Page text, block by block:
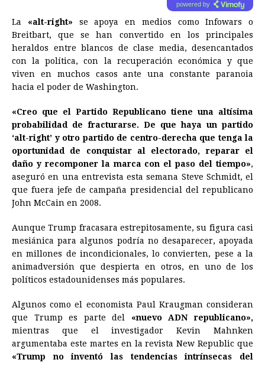
powered by
La «alt-right» se apoya en medios como Infowars o
Breitbart, que se han convertido en los principales
heraldos entre blancos de clase media, desencantados
con la política, con la recuperación económica y que
viven en muchos casos ante una constante paranoia
hacia el poder de Washington.
«Creo que el Partido Republicano tiene una altísima
probabilidad de fracturarse. De que haya un partido
‘alt-right’ y otro partido de centro-derecha que tenga la
oportunidad de conquistar al electorado, reparar el
daño y recomponer la marca con el paso del tiempo»,
aseguró en una entrevista esta semana Steve Schmidt, el
que fuera jefe de campaña presidencial del republicano
John McCain en 2008.
AunqueTrump fracasara estrepitosamente, su figura casi
mesiánica para algunos podría no desaparecer, apoyada
en millones de incondicionales, lo convierten, pese a la
animadversión que despierta en otros, en uno de los
políticos estadounidenses más populares.
Algunos como el economista Paul Kraugman consideran
que Trump es parte del «nuevo ADN republicano»,
mientras que el investigador Kevin Mahnken
argumentaba este martes en la revista New Republic que
«Trump no inventó las tendencias intrínsecas del